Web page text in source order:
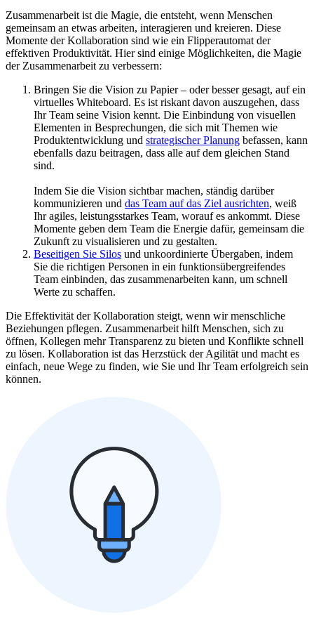
Zusammenarbeit ist die Magie, die entsteht, wenn Menschen
gemeinsam an etwas arbeiten, interagieren und kreieren. Diese
Momente der Kollaboration sind wie ein Flipperautomat der
effektiven Produktivität. Hier sind einige Möglichkeiten, die Magie
der Zusammenarbeit zu verbessern:
Bringen Sie die Vision zu Papier – oder besser gesagt, auf ein
virtuelles Whiteboard. Es ist riskant davon auszugehen, dass
Ihr Team seine Vision kennt. Die Einbindung von visuellen
Elementen in Besprechungen, die sich mit Themen wie
Produktentwicklung und strategischer Planung befassen, kann
ebenfalls dazu beitragen, dass alle auf dem gleichen Stand
sind.
Indem Sie die Vision sichtbar machen, ständig darüber
kommunizieren und das Team auf das Ziel ausrichten, weiß
Ihr agiles, leistungsstarkes Team, worauf es ankommt. Diese
Momente geben dem Team die Energie dafür, gemeinsam die
Zukunft zu visualisieren und zu gestalten.
Beseitigen Sie Silos und unkoordinierte Übergaben, indem
Sie die richtigen Personen in ein funktionsübergreifendes
Team einbinden, das zusammenarbeiten kann, um schnell
Werte zu schaffen.
Die Effektivität der Kollaboration steigt, wenn wir menschliche
Beziehungen pflegen. Zusammenarbeit hilft Menschen, sich zu
öffnen, Kollegen mehr Transparenz zu bieten und Konflikte schnell
zu lösen. Kollaboration ist das Herzstück der Agilität und macht es
einfach, neue Wege zu finden, wie Sie und Ihr Team erfolgreich sein
können.